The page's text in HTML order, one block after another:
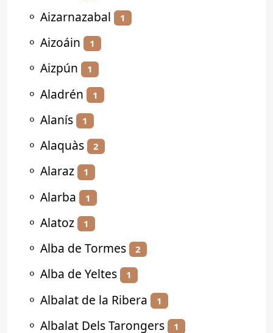
⚬ Aizarnazabal 1
⚬ Aizoáin 1
⚬ Aizpún 1
⚬ Aladrén 1
⚬ Alanís 1
⚬ Alaquàs 2
⚬ Alaraz 1
⚬ Alarba 1
⚬ Alatoz 1
⚬ Alba de Tormes 2
⚬ Alba de Yeltes 1
⚬ Albalat de la Ribera 1
⚬ Albalat Dels Tarongers 1